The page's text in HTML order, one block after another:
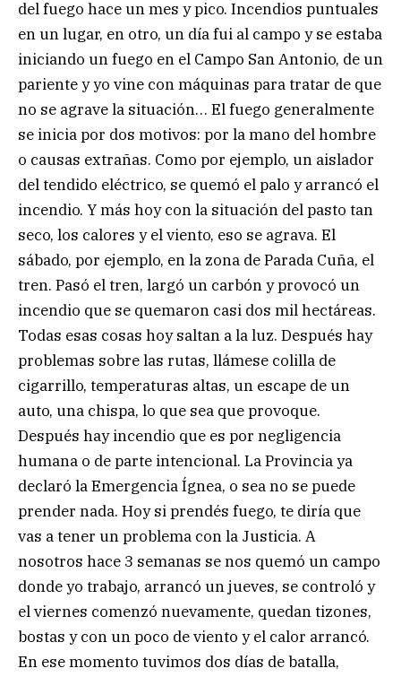
del fuego hace un mes y pico. Incendios puntuales
en un lugar, en otro, un día fui al campo y se estaba
iniciando un fuego en el Campo San Antonio, de un
pariente y yo vine con máquinas para tratar de que
no se agrave la situación… El fuego generalmente
se inicia por dos motivos: por la mano del hombre
o causas extrañas. Como por ejemplo, un aislador
del tendido eléctrico, se quemó el palo y arrancó el
incendio. Y más hoy con la situación del pasto tan
seco, los calores y el viento, eso se agrava. El
sábado, por ejemplo, en la zona de Parada Cuña, el
tren. Pasó el tren, largó un carbón y provocó un
incendio que se quemaron casi dos mil hectáreas.
Todas esas cosas hoy saltan a la luz. Después hay
problemas sobre las rutas, llámese colilla de
cigarrillo, temperaturas altas, un escape de un
auto, una chispa, lo que sea que provoque.
Después hay incendio que es por negligencia
humana o de parte intencional. La Provincia ya
declaró la Emergencia Ígnea, o sea no se puede
prender nada. Hoy si prendés fuego, te diría que
vas a tener un problema con la Justicia. A
nosotros hace 3 semanas se nos quemó un campo
donde yo trabajo, arrancó un jueves, se controló y
el viernes comenzó nuevamente, quedan tizones,
bostas y con un poco de viento y el calor arrancó.
En ese momento tuvimos dos días de batalla,